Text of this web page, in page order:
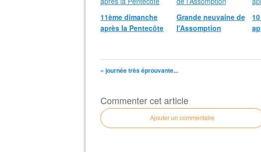
11ème dimanche
après la Pentecôte
Grande neuvaine de
l'Assomption
« journée très éprouvante...
Commenter cet article
Ajouter un commentaire